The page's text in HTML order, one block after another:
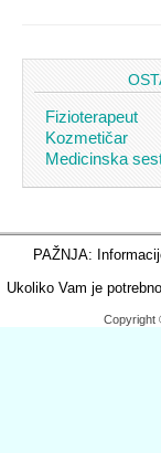
Fizioterapeut
Kozmetičar
Medicinska
PAŽNJA:
Ukoliko Vam je
Copyright